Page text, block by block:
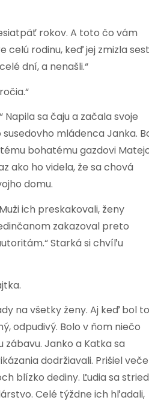
rokov. A toto čo vám
celú rodinu, keď jej zmizla
dní, a nenašli.“
sa čaju a začala svoje
mládenca Janka.
bohatému gazdovi
ako ho videla, že sa chová
domu.
ich preskakovali, ženy
zakazoval preto
Starká si chvíľu
na všetky ženy. Aj keď bol to
odpudivý. Bolo v ňom niečo
Janko a Katka sa
dodržiavali. Prišiel
blízko dediny. Ľudia sa
Celé týždne ich hľadali,